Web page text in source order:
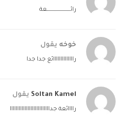
رائــــــــــــــــــــــــعة
خوخه يقول
راااااااااااااائع جدا جدا
Soltan Kamel يقول
راااائعة جدااااااااااااااااااااااااااا